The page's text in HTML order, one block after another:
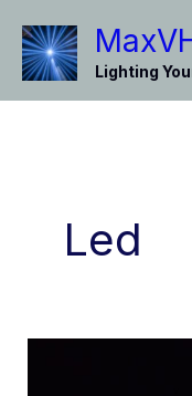
contenuto
Lighting
Led